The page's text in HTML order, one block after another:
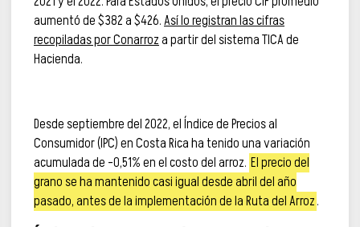
aumentó de $382 a $426.Así lo registran las cifras
recopiladas por Conarroza partir del sistema TICA de
Hacienda.
Desde septiembre del 2022, el Índice de Precios al
Consumidor (IPC) en Costa Rica ha tenido una variación
acumulada de -0,51% en el costo del arroz. El precio del
grano se ha mantenido casi igual desde abril del año
pasado, antes de la implementación de la Ruta del Arroz.